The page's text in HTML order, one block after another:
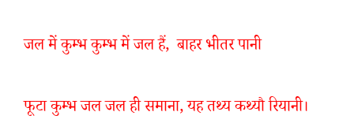
जल में कुम्भ कुम्भ में जल हैं, बाहर भीतर पानी
फूटा कुम्भ जल जल ही समाना,यह तथ्य कथ्यौ रियानी।